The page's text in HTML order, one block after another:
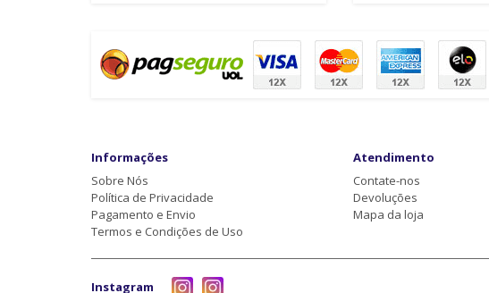
Informações
Sobre Nós
Política de Privacidade
Pagamento e Envio
Termos e Condições de Uso
Atendimento
Contate-nos
Devoluções
Mapa da loja
Instagram